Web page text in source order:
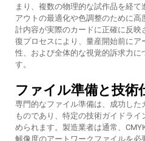
まり、複数の物理的な試作品を経
アウトの最適化や色調整のために
計内容が実際のカードに正確に反映
復プロセスにより、量産開始前にア
性、および全体的な視覚的訴求力に
す。
ファイル準備と技術
専門的なファイル準備は、成功し
ものであり、特定の技術ガイドラ
められます。製造業者は通常、
解像度のアートワークファイルを必